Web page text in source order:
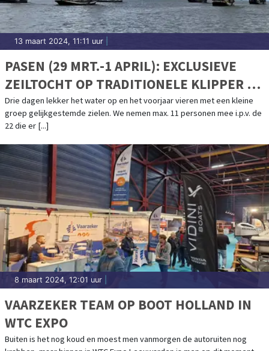
13 maart 2024, 11:11 uur
PASEN (29 MRT.-1 APRIL): EXCLUSIEVE
ZEILTOCHT OP TRADITIONELE KLIPPER DE
" VRIENDENTROUW".
Drie dagen lekker het water op en het voorjaar vieren met een kleine
groep gelijkgestemde zielen. We nemen max. 11 personen mee i.p.v. de
22 die er [...]
8 maart 2024, 12:01 uur
VAARZEKER TEAM OP BOOT HOLLAND IN
WTC EXPO
Buiten is het nog koud en moest men vanmorgen de autoruiten nog